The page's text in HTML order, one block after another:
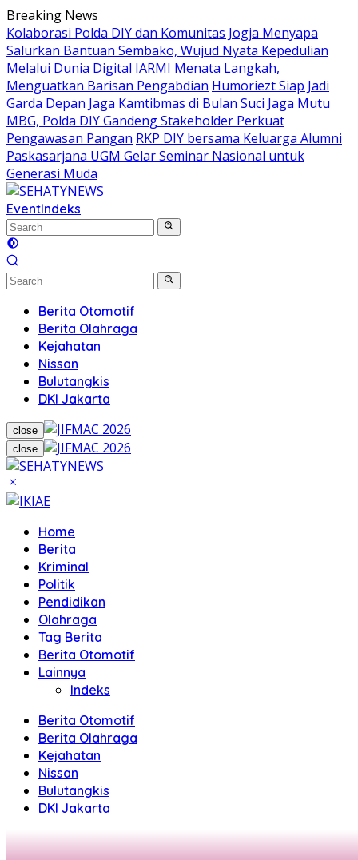
Skip
to
content
Breaking News
Kolaborasi Polda DIY dan Komunitas Jogja Menyapa
Salurkan Bantuan Sembako, Wujud Nyata Kepedulian
Melalui Dunia Digital IARMI Menata Langkah,
Menguatkan Barisan Pengabdian Humoriezt Siap Jadi
Garda Depan Jaga Kamtibmas di Bulan Suci Jaga Mutu
MBG, Polda DIY Gandeng Stakeholder Perkuat
Pengawasan Pangan RKP DIY bersama Keluarga Alumni
Paskasarjana UGM Gelar Seminar Nasional untuk
Generasi Muda
EventIndeks
Berita Otomotif
Berita Olahraga
Kejahatan
Nissan
Bulutangkis
DKI Jakarta
close
close
Home
Berita
Kriminal
Politik
Pendidikan
Olahraga
Tag Berita
Berita Otomotif
Lainnya
Indeks
Berita Otomotif
Berita Olahraga
Kejahatan
Nissan
Bulutangkis
DKI Jakarta